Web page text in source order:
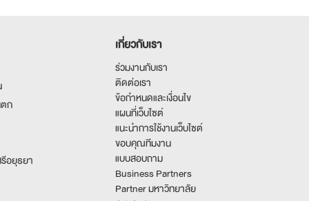
ก
อยุธยา
เกี่ยวกับเรา
ร่วมงานกับเรา
ติดต่อเรา
ข้อกำหนดและเงื่อนไข
แผนที่เว็บไซต์
แนะนำการใช้งานเว็บไซต์
ขอบคุณทีมงาน
แบบสอบถาม
Business Partners
Partner มหาวิทยาลัย